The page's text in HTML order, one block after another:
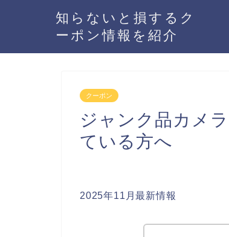
知らないと損するク
ーポン情報を紹介
クーポン
ジャンク品カメ
ている方へ
2025年11月最新情報